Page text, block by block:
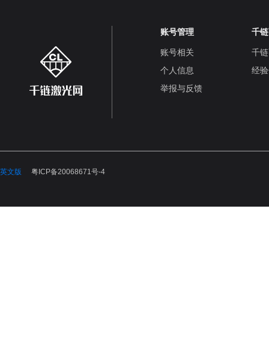
账号管理
账号相关
个人信息
举报与反馈
千
千
经
英文版 粤ICP备20068671号-4